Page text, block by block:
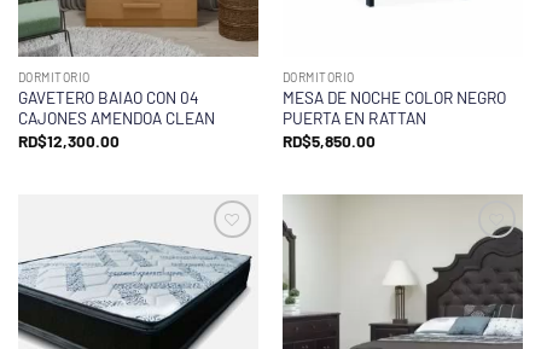
DORMITORIO
GAVETERO BAIAO CON 04
CAJONES AMENDOA CLEAN
RD$12,300.00
DORMITORIO
MESA DE NOCHE COLOR NEGRO
PUERTA EN RATTAN
RD$5,850.00